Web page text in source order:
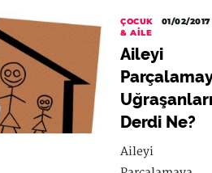
ÇOCUK
& AILE
01/02/2017
Aileyi
Derdi Ne?
Aileyi